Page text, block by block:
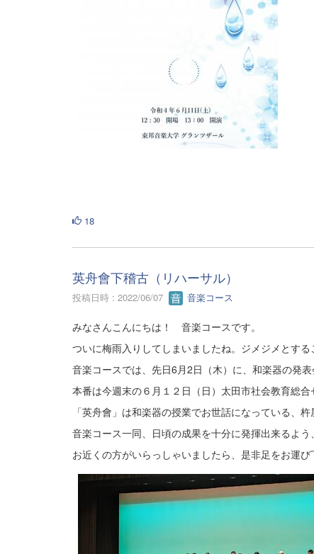
～
♪
♪
♪
お
18
英舟會下稽古（リハーサル）
投稿日時 : 2022/06/07 音楽コース
みなさんこんにちは！ 音楽コースです。
ついに梅雨入りしてしまいましたね。ジメジメとす
音楽コースでは、先日6月2日（木）に、和楽器の発
本番は今週末の６月１２日（日）太田市社会教育総合
「英舟會」は和楽器の授業でお世話になっている、
音楽コース一同、日頃の成果を十分に発揮出来るよう
お近くの方がいらっしゃいましたら、是非足をお運び